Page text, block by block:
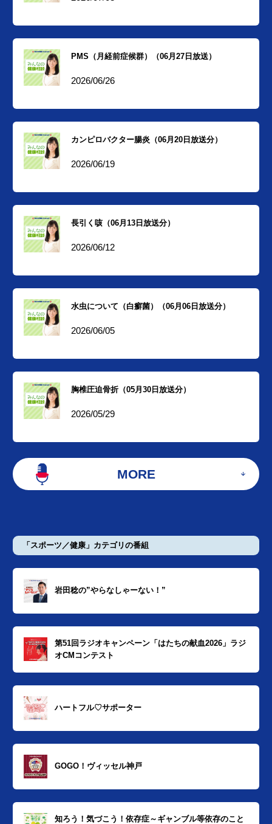
PMS（月経前症候群）（06月27日放送）
2026/06/26
カンピロバクター腸炎（06月20日放送分）
2026/06/19
長引く咳（06月13日放送分）
2026/06/12
水虫について（白癬菌）（06月06日放送分）
2026/06/05
胸椎圧迫骨折（05月30日放送分）
2026/05/29
MORE
「スポーツ／健康」カテゴリの番組
岩田稔の”やらなしゃーない！”
第51回ラジオキャンペーン「はたちの献血2026」ラジ
オCMコンテスト
ハートフル♡サポーター
GOGO！ヴィッセル神戸
知ろう！気づこう！依存症～ギャンブル等依存のこと